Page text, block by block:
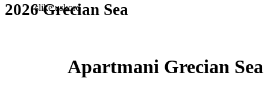
2026 Grecian Sea
slike uskoro
Apartmani Grecian Sea